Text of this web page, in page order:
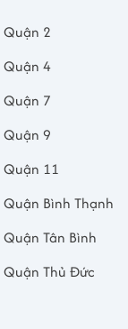
2
Quận 4
7
9
11
Bình Thạnh
Tân Bình
Thủ Đức